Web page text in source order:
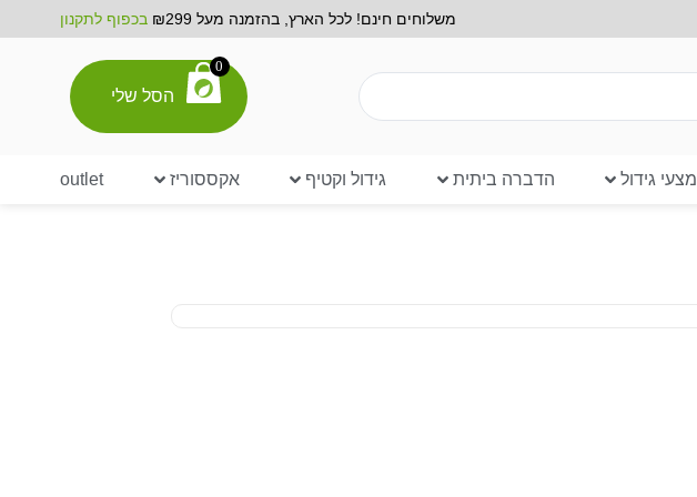
משלוחים חינם! לכל הארץ, בהזמנה מעל ₪299 בכפוף לתקנון
0
הסל שלי
מצעי גידול הדברה ביתית גידול וקטיף אקססוריז outlet